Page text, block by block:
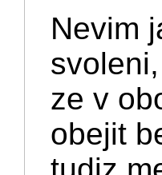
Nevim
ze v
obejit